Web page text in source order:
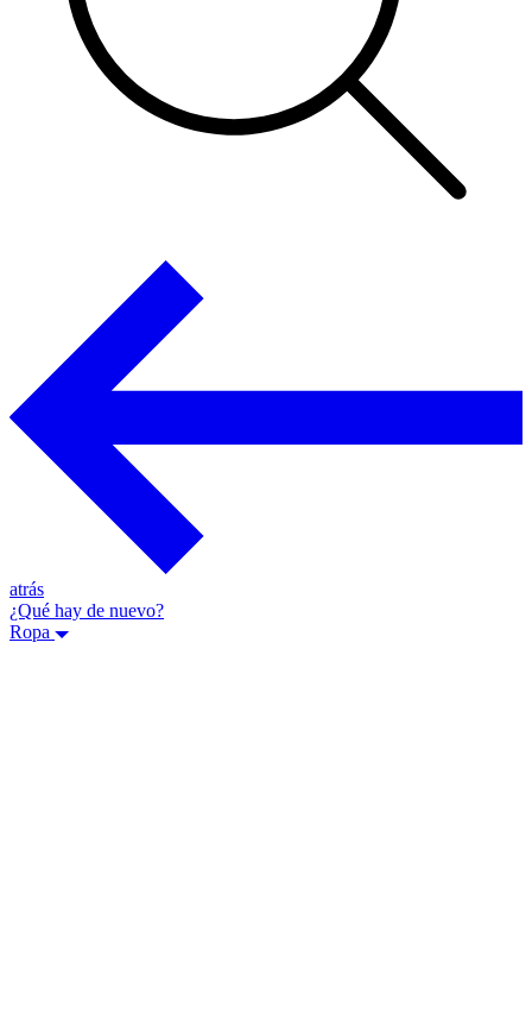
atrás
¿Qué hay de nuevo?
Ropa